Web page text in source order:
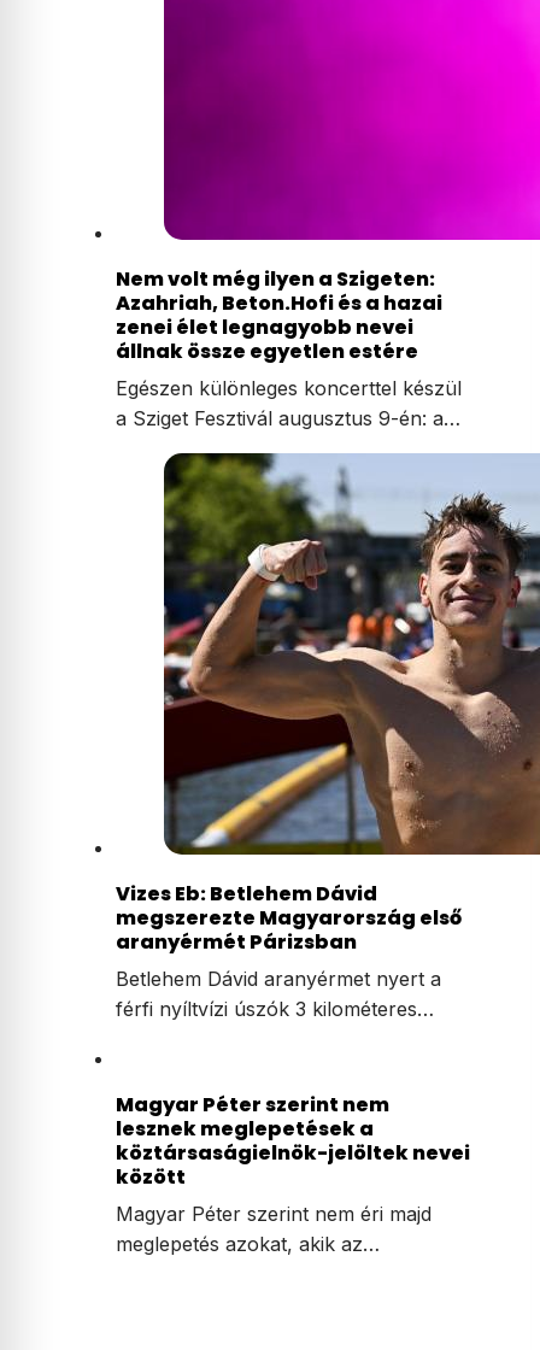
Nem volt még ilyen a Szigeten:
Azahriah, Beton.Hofi és a hazai
zenei élet legnagyobb nevei
állnak össze egyetlen estére
Egészen különleges koncerttel készül
a Sziget Fesztivál augusztus 9-én: a…
Vizes Eb: Betlehem Dávid
megszerezte Magyarország első
aranyérmét Párizsban
Betlehem Dávid aranyérmet nyert a
férfi nyíltvízi úszók 3 kilométeres…
Magyar Péter szerint nem
lesznek meglepetések a
köztársaságielnök-jelöltek nevei
között
Magyar Péter szerint nem éri majd
meglepetés azokat, akik az…